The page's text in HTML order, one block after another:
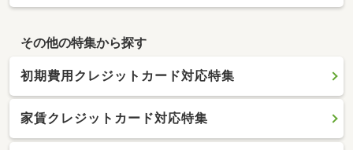
その他の特集から探す
初期費用クレジットカード対応特集
家賃クレジットカード対応特集